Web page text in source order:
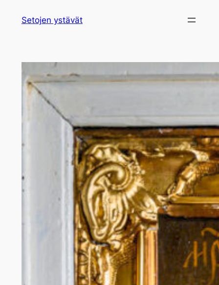
sisältöön
Setojen ystävät